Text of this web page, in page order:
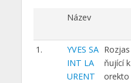
Název
1.
YVES SA
INT LA
URENT
Rozjas
ňující k
orekto